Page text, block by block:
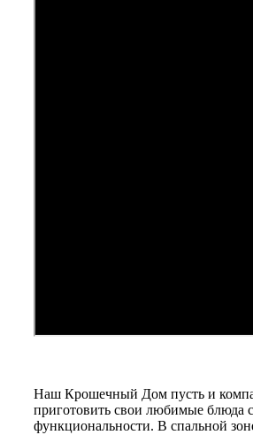
Наш Крошечный Дом пусть и
приготовить свои любимые блюда
функциональности. В спальной